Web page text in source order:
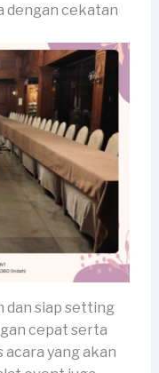
dengan cekatan
dan siap setting
cepat serta
yang akan